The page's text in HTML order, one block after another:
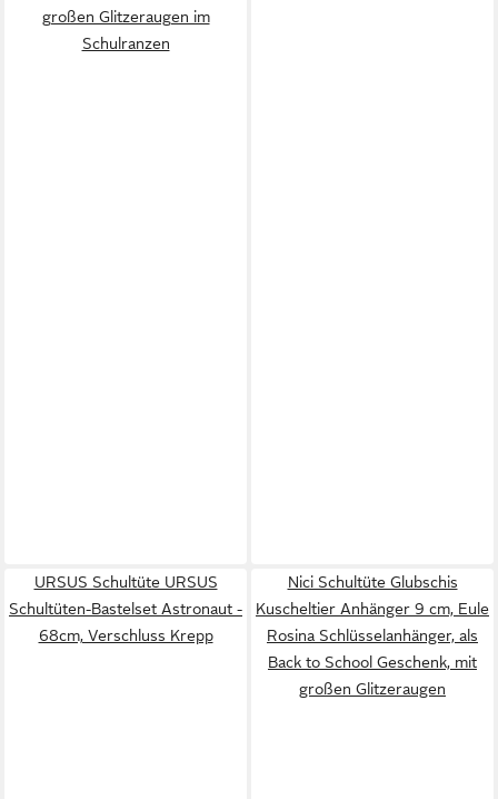
großen Glitzeraugen im
Schulranzen
URSUS Schultüte URSUS
Schultüten-Bastelset Astronaut -
68cm, Verschluss Krepp
Nici Schultüte Glubschis
Kuscheltier Anhänger 9 cm, Eule
Rosina Schlüsselanhänger, als
Back to School Geschenk, mit
großen Glitzeraugen